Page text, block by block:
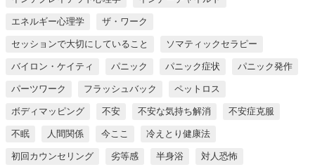
エネルギー心理学 ザ・ワーク
セッションで大切にしていること ソマティックセラピー
バイロン・ケイティ パニック パニック症状 パニック発作
パーツワーク フラッシュバック ペットロス
ボディマッピング 不安 不安な気持ち解消 不安症克服
不眠 人間関係 今ここ 冷えとり健康法
初回カウンセリング 劣等感 半身浴 対人恐怖